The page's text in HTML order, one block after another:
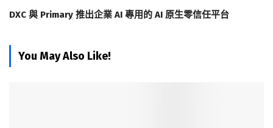
DXC 與 Primary 推出企業 AI 專用的 AI 原生零信任平台
You May Also Like!